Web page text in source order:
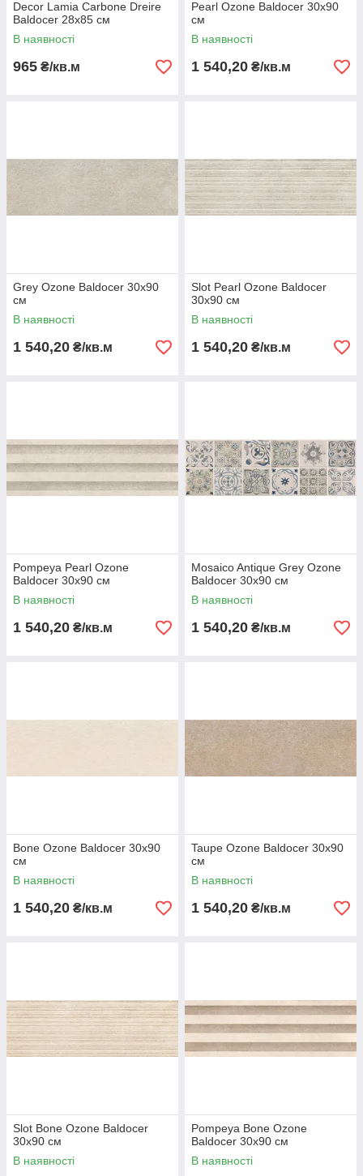
Decor Lamia Carbone Dreire
Baldocer 28х85 см
В наявності
965 ₴/кв.м
Pearl Ozone Baldocer 30х90
см
В наявності
1 540,20 ₴/кв.м
Grey Ozone Baldocer 30х90
см
В наявності
1 540,20 ₴/кв.м
Slot Pearl Ozone Baldocer
30х90 см
В наявності
1 540,20 ₴/кв.м
Pompeya Pearl Ozone
Baldocer 30х90 см
В наявності
1 540,20 ₴/кв.м
Mosaico Antique Grey Ozone
Baldocer 30х90 см
В наявності
1 540,20 ₴/кв.м
Bone Ozone Baldocer 30х90
см
В наявності
1 540,20 ₴/кв.м
Taupe Ozone Baldocer 30х90
см
В наявності
1 540,20 ₴/кв.м
Slot Bone Ozone Baldocer
30х90 см
В наявності
Pompeya Bone Ozone
Baldocer 30х90 см
В наявності